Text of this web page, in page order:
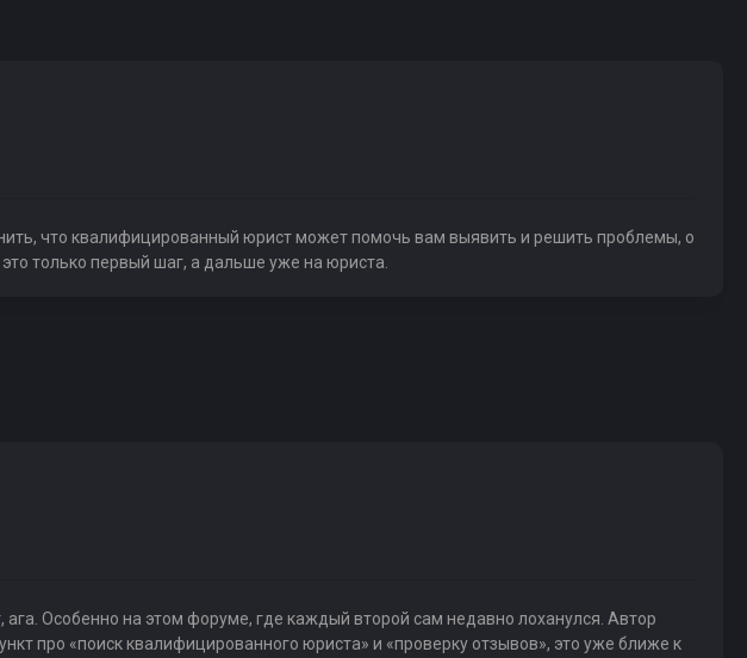
что квалифицированный юрист может помочь вам выявить и решить проблемы, о
только первый шаг, а дальше уже на юриста.
Особенно на этом форуме, где каждый второй сам недавно лоханулся. Автор
про «поиск квалифицированного юриста» и «проверку отзывов», это уже ближе к